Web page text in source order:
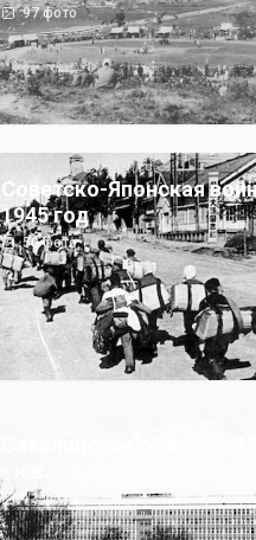
97фото
Советско-Японская
1945 год
50фото
13фото